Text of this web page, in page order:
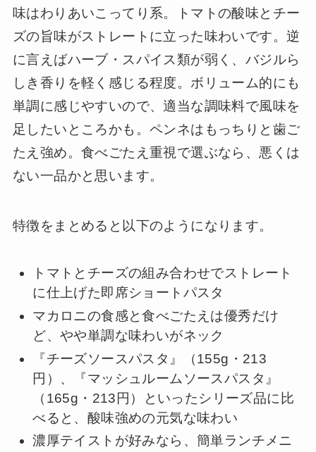
味はわりあいこってり系。トマトの酸味とチー
ズの旨味がストレートに立った味わいです。逆
に言えばハーブ・スパイス類が弱く、バジルら
しき香りを軽く感じる程度。ボリューム的にも
単調に感じやすいので、適当な調味料で風味を
足したいところかも。ペンネはもっちりと歯ご
たえ強め。食べごたえ重視で選ぶなら、悪くは
ない一品かと思います。
特徴をまとめると以下のようになります。
トマトとチーズの組み合わせでストレート
に仕上げた即席ショートパスタ
マカロニの食感と食べごたえは優秀だけ
ど、やや単調な味わいがネック
『チーズソースパスタ』（155g・213
円）、『マッシュルームソースパスタ』
（165g・213円）といったシリーズ品に比
べると、酸味強めの元気な味わい
濃厚テイストが好みなら、簡単ランチメニ